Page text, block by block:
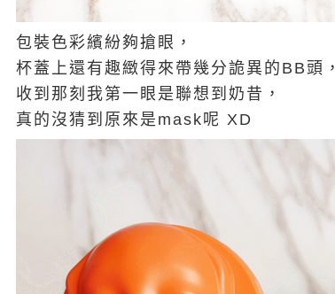
包裝色彩繽紛夠搶眼，
杯蓋上還有趣緻得來帶幾分詭異的BB頭，
收到那刻我第一眼是聯想到奶昔，
真的沒猜到原來是mask呢 XD